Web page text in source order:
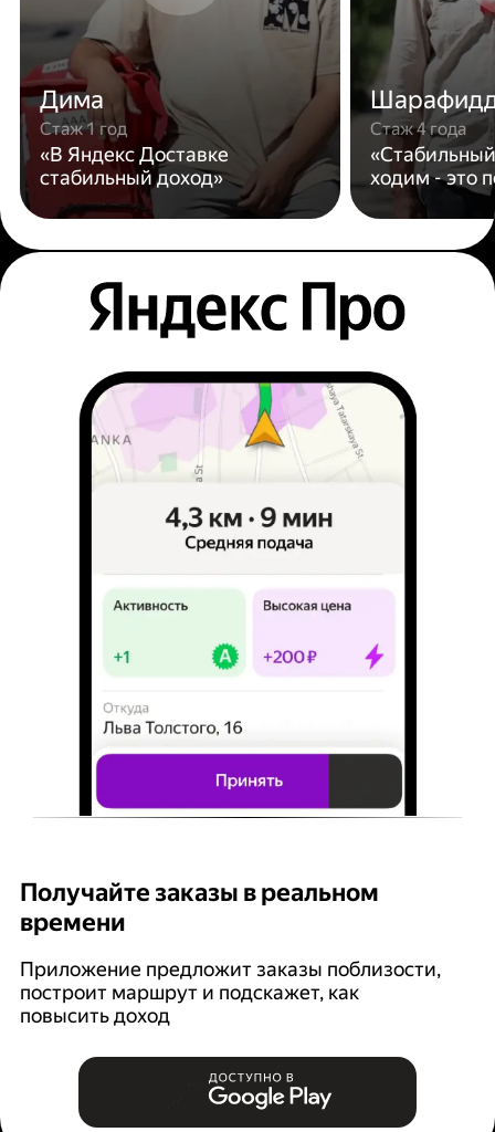
Дима
Стаж 1 год
«В Яндекс Доставке
стабильный доход»
Стаж 4 года
ходим - это
Получайте заказы в реальном
времени
Приложение предложит заказы поблизости,
построит маршрут и подскажет, как
повысить доход